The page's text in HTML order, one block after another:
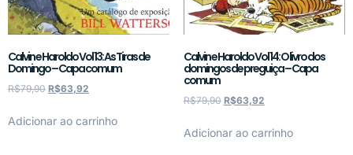
Calvin e Haroldo Vol 13: As Tiras de
Domingo – Capa comum
R$79,90 R$63,92
Adicionar ao carrinho
Calvin e Haroldo Vol 14: O livro dos
domingos de preguiça – Capa
comum
R$79,90 R$63,92
Adicionar ao carrinho